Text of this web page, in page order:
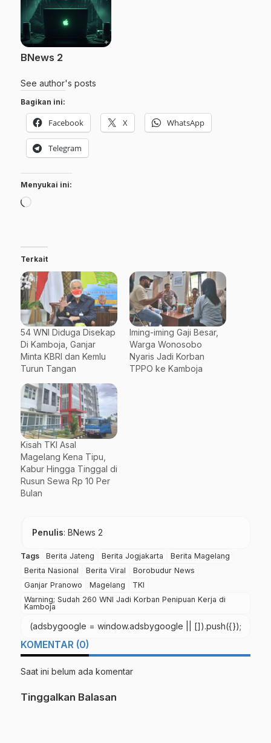
BNews 2
See author's posts
Bagikan ini:
Facebook X WhatsApp
Telegram
Menyukai ini:
Memuat...
Terkait
54 WNI Diduga Disekap
Di Kamboja, Ganjar
Minta KBRI dan Kemlu
Turun Tangan
Iming-iming Gaji Besar,
Warga Wonosobo
Nyaris Jadi Korban
TPPO ke Kamboja
Kisah TKI Asal
Magelang Kena Tipu,
Kabur Hingga Tinggal di
Rusun Sewa Rp 10 Per
Bulan
Penulis: BNews 2
Tags Berita Jateng Berita Jogjakarta
Berita Magelang
Berita Nasional
Berita Viral
Borobudur News
Ganjar Pranowo
Magelang
TKI
Warning; Sudah 260 WNI Jadi Korban Penipuan Kerja di
Kamboja
(adsbygoogle = window.adsbygoogle || []).push({});
KOMENTAR (0)
Saat ini belum ada komentar
Tinggalkan Balasan